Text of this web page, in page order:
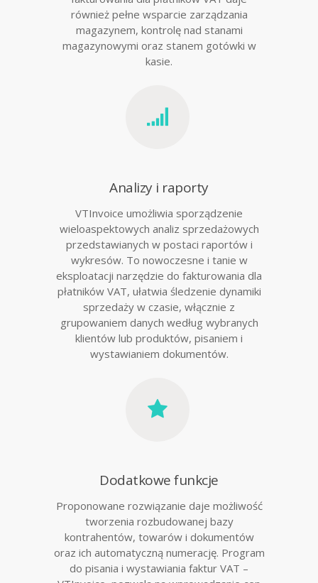
również pełne wsparcie zarządzania
magazynem, kontrolę nad stanami
magazynowymi oraz stanem gotówki w
kasie.
Analizy i raporty
VTInvoice umożliwia sporządzenie
wieloaspektowych analiz sprzedażowych
przedstawianych w postaci raportów i
wykresów. To nowoczesne i tanie w
eksploatacji narzędzie do fakturowania dla
płatników VAT, ułatwia śledzenie dynamiki
sprzedaży w czasie, włącznie z
grupowaniem danych według wybranych
klientów lub produktów, pisaniem i
wystawianiem dokumentów.
Dodatkowe funkcje
Proponowane rozwiązanie daje możliwość
tworzenia rozbudowanej bazy
kontrahentów, towarów i dokumentów
oraz ich automatyczną numerację. Program
do pisania i wystawiania faktur VAT –